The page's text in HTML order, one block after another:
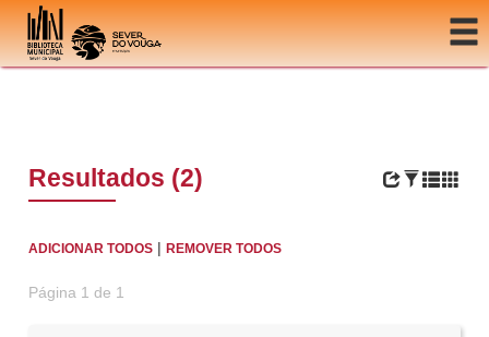
Ir para o conteúdo
Resultados (2)
ADICIONAR TODOS |REMOVER TODOS
Página 1 de 1